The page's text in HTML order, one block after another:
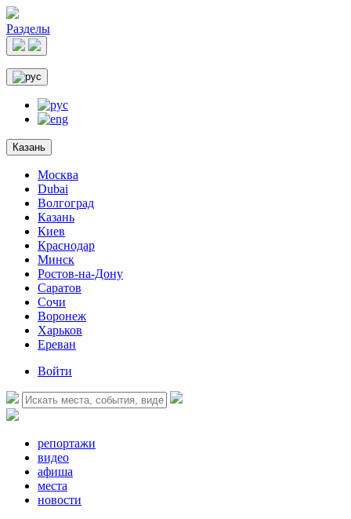
Разделы
Казань
Москва
Dubai
Волгоград
Казань
Киев
Краснодар
Минск
Ростов-на-Дону
Саратов
Сочи
Воронеж
Харьков
Ереван
Войти
репортажи
видео
афиша
места
новости